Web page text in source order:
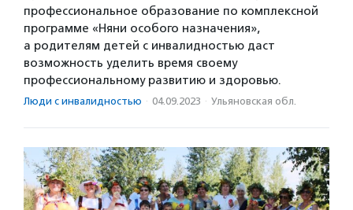
профессиональное образование по комплексной
программе «Няни особого назначения»,
а родителям детей с инвалидностью даст
возможность уделить время своему
профессиональному развитию и здоровью.
Люди с инвалидностью · 04.09.2023 · Ульяновская обл.